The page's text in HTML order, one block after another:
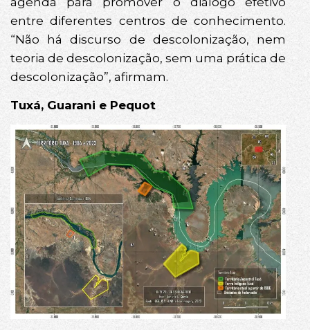
entre diferentes centros de conhecimento.
“Não há discurso de descolonização, nem
teoria de descolonização, sem uma prática de
descolonização”, afirmam.
Tuxá, Guarani e Pequot